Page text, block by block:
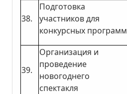
38.
Подготовка
участников для
конкурсных программ
39.
Организация и
проведение
новогоднего
спектакля